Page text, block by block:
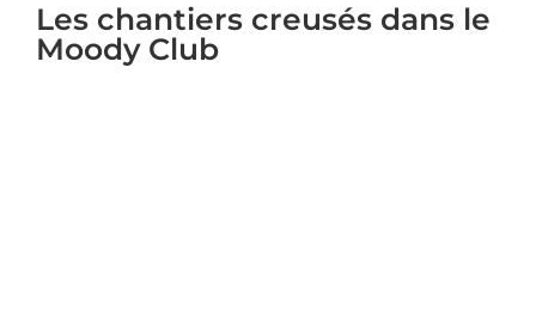
Les chantiers creusés dans le
Moody Club